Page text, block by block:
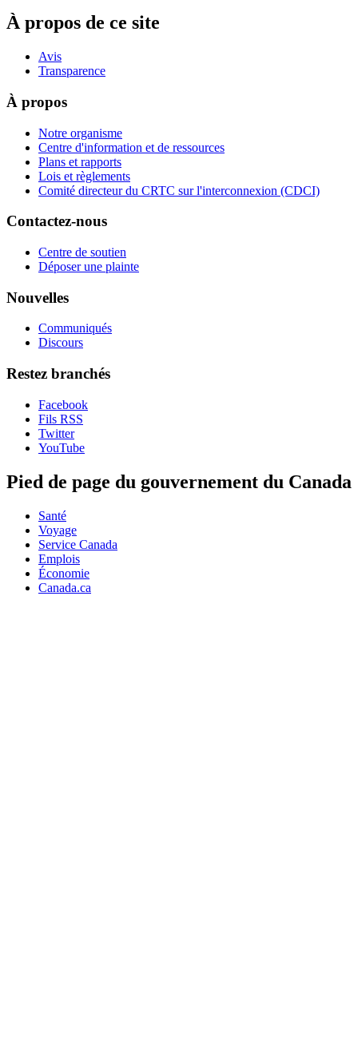
À propos de ce site
Avis
Transparence
À propos
Notre organisme
Centre d'information et de ressources
Plans et rapports
Lois et règlements
Comité directeur du CRTC sur l'interconnexion (CDCI)
Contactez-nous
Centre de soutien
Déposer une plainte
Nouvelles
Communiqués
Discours
Restez branchés
Facebook
Fils RSS
Twitter
YouTube
Pied de page du gouvernement du Canada
Santé
Voyage
Service Canada
Emplois
Économie
Canada.ca